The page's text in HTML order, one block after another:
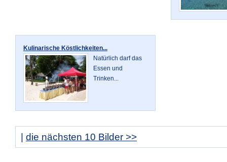
Kulinarische Köstlichkeiten...
Natürlich darf das
Essen und
Trinken...
die nächsten 10 Bilder >>